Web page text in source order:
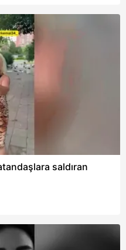
Kanunu uyarınca
okumak ve sitemizde
çerezlerle ilgili bilgi
saldıran